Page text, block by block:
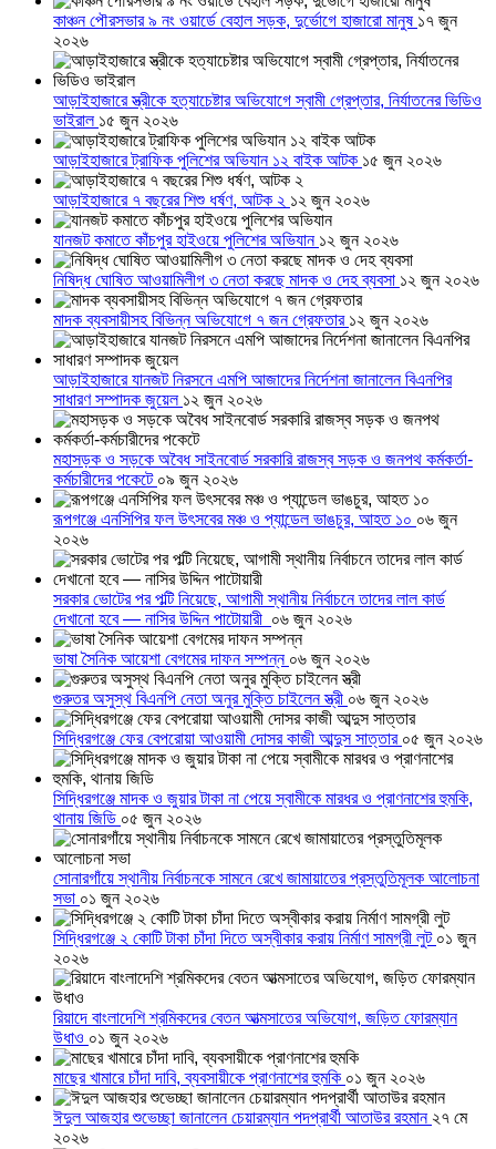
কাঞ্চন পৌরসভার ৯ নং ওয়ার্ডে বেহাল সড়ক, দুর্ভোগে হাজারো মানুষ ১৭ জুন
২০২৬
আড়াইহাজারে স্ত্রীকে হত্যাচেষ্টার অভিযোগে স্বামী গ্রেপ্তার, নির্যাতনের ভিডিও
ভাইরাল ১৫ জুন ২০২৬
আড়াইহাজারে ট্রাফিক পুলিশের অভিযান ১২ বাইক আটক ১৫ জুন ২০২৬
আড়াইহাজারে ৭ বছরের শিশু ধর্ষণ, আটক ২ ১২ জুন ২০২৬
যানজট কমাতে কাঁচপুর হাইওয়ে পুলিশের অভিযান ১২ জুন ২০২৬
নিষিদ্ধ ঘোষিত আওয়ামিলীগ ৩ নেতা করছে মাদক ও দেহ ব্যবসা ১২ জুন ২০২৬
মাদক ব্যবসায়ীসহ বিভিন্ন অভিযোগে ৭ জন গ্রেফতার ১২ জুন ২০২৬
আড়াইহাজারে যানজট নিরসনে এমপি আজাদের নির্দেশনা জানালেন বিএনপির
সাধারণ সম্পাদক জুয়েল ১২ জুন ২০২৬
মহাসড়ক ও সড়কে অবৈধ সাইনবোর্ড সরকারি রাজস্ব সড়ক ও জনপথ কর্মকর্তা-
কর্মচারীদের পকেটে ০৯ জুন ২০২৬
রূপগঞ্জে এনসিপির ফল উৎসবের মঞ্চ ও প্যান্ডেল ভাঙচুর, আহত ১০ ০৬ জুন
২০২৬
সরকার ভোটের পর পল্টি নিয়েছে, আগামী স্থানীয় নির্বাচনে তাদের লাল কার্ড
দেখানো হবে — নাসির উদ্দিন পাটোয়ারী ০৬ জুন ২০২৬
ভাষা সৈনিক আয়েশা বেগমের দাফন সম্পন্ন ০৬ জুন ২০২৬
গুরুতর অসুস্থ বিএনপি নেতা অনুর মুক্তি চাইলেন স্ত্রী ০৬ জুন ২০২৬
সিদ্ধিরগঞ্জে ফের বেপরোয়া আওয়ামী দোসর কাজী আব্দুস সাত্তার ০৫ জুন ২০২৬
সিদ্ধিরগঞ্জে মাদক ও জুয়ার টাকা না পেয়ে স্বামীকে মারধর ও প্রাণনাশের হুমকি,
থানায় জিডি ০৫ জুন ২০২৬
সোনারগাঁয়ে স্থানীয় নির্বাচনকে সামনে রেখে জামায়াতের প্রস্তুতিমূলক আলোচনা
সভা ০১ জুন ২০২৬
সিদ্ধিরগঞ্জে ২ কোটি টাকা চাঁদা দিতে অস্বীকার করায় নির্মাণ সামগ্রী লুট ০১ জুন
২০২৬
রিয়াদে বাংলাদেশি শ্রমিকদের বেতন আত্মসাতের অভিযোগ, জড়িত ফোরম্যান
উধাও ০১ জুন ২০২৬
মাছের খামারে চাঁদা দাবি, ব্যবসায়ীকে প্রাণনাশের হুমকি ০১ জুন ২০২৬
ঈদুল আজহার শুভেচ্ছা জানালেন চেয়ারম্যান পদপ্রার্থী আতাউর রহমান ২৭ মে
২০২৬